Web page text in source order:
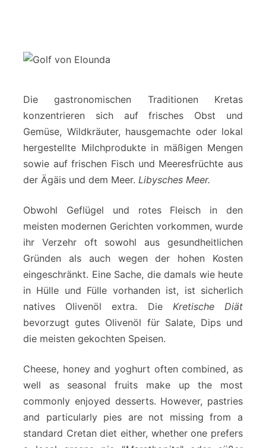
Die gastronomischen Traditionen Kretas
konzentrieren sich auf frisches Obst und
Gemüse, Wildkräuter, hausgemachte oder lokal
hergestellte Milchprodukte in mäßigen Mengen
sowie auf frischen Fisch und Meeresfrüchte aus
der Ägäis und dem Meer. Libysches Meer.
Obwohl Geflügel und rotes Fleisch in den
meisten modernen Gerichten vorkommen, wurde
ihr Verzehr oft sowohl aus gesundheitlichen
Gründen als auch wegen der hohen Kosten
eingeschränkt. Eine Sache, die damals wie heute
in Hülle und Fülle vorhanden ist, ist sicherlich
natives Olivenöl extra. Die Kretische Diät
bevorzugt gutes Olivenöl für Salate, Dips und
die meisten gekochten Speisen.
Cheese, honey and yoghurt often combined, as
well as seasonal fruits make up the most
commonly enjoyed desserts. However, pastries
and particularly pies are not missing from a
standard Cretan diet either, whether one prefers